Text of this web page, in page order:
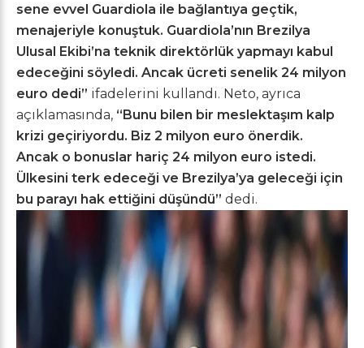
sene evvel Guardiola ile bağlantıya geçtik,
menajeriyle konuştuk. Guardiola’nın Brezilya
Ulusal Ekibi’na teknik direktörlük yapmayı kabul
edeceğini söyledi. Ancak ücreti senelik 24 milyon
euro dedi” ifadelerini kullandı. Neto, ayrıca
açıklamasında, “Bunu bilen bir meslektaşım kalp
krizi geçiriyordu. Biz 2 milyon euro önerdik.
Ancak o bonuslar hariç 24 milyon euro istedi.
Ülkesini terk edeceği ve Brezilya’ya geleceği için
bu parayı hak ettiğini düşündü” dedi.